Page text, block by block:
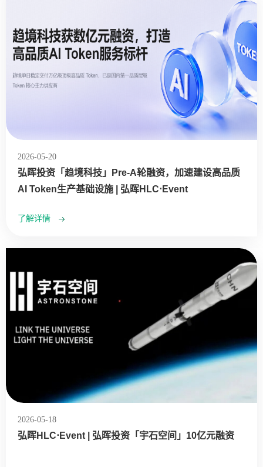
2026-05-20
弘晖投资「趋境科技」Pre-A轮融资，加速建设高品质
AI Token生产基础设施 | 弘晖HLC⋅Event
了解详情
2026-05-18
弘晖HLC⋅Event | 弘晖投资「宇石空间」10亿元融资